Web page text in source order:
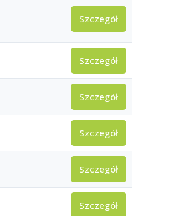
Szczegół
Szczegół
Szczegół
Szczegół
Szczegół
Szczegół